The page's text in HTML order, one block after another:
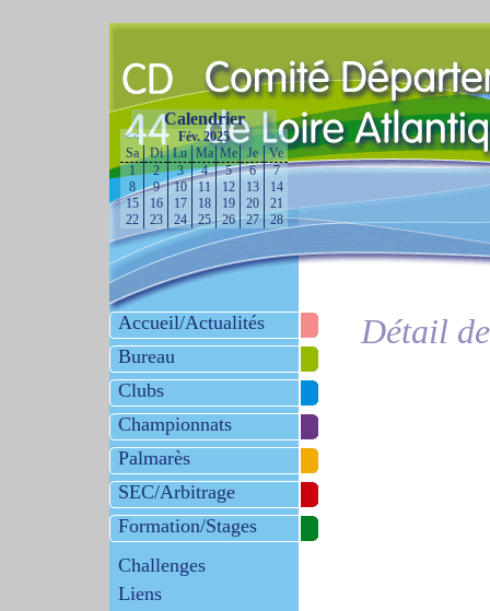
Calendrier
<< Fév. 2025
>>
Sa
Di Lu Ma Me Je
Ve
1
2 3 4 5 6
7
8
9 10 11 12 13
14
15
16 17 18 19 20
21
22
23 24 25 26 27 28
Accueil/Actualités
Bureau
Clubs
Championnats
Palmarès
SEC/Arbitrage
Formation/Stages
Challenges
Liens
Détail